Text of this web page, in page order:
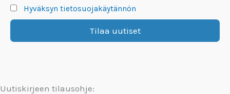
Hyväksyn tietosuojakäytännön
Uutiskirjeen tilausohje: